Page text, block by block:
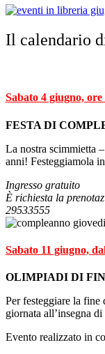
Il calendario
Sabato 4 giugno, ore
FESTA DI
La nostra scimmietta
anni! Festeggiamola
Ingresso gratuito
È richiesta la
29533555
Sabato 11 giugno,
OLIMPIADI DI
Per festeggiare la
giornata all’insegna
Evento realizzato in